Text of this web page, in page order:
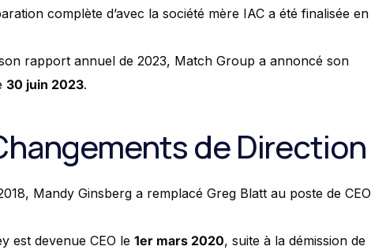
complète d’avec la société mère IAC a été finalisée en
rapport annuel de 2023, Match Group a annoncé son
30 juin 2023.
de Direction
Mandy Ginsberg a remplacé Greg Blatt au poste de CEO
est devenue CEO le 1er mars 2020, suite à la démission de